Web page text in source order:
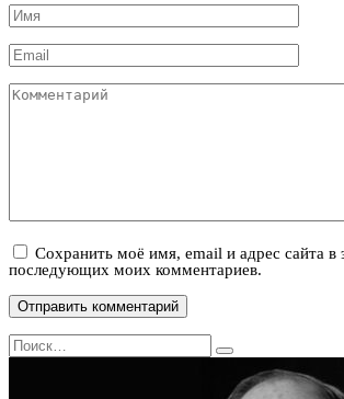
Имя
*
Email
*
Комментарий
Сохранить моё имя, email и адрес сайта в
последующих моих комментариев.
Search
for: